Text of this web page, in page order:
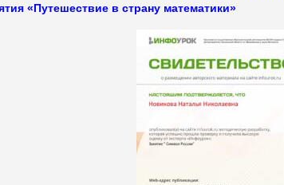
«Путешествие в страну математики»